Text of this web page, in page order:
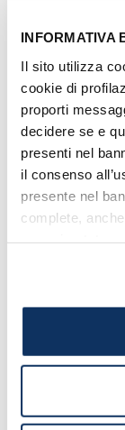
INFORMATIVA
Il sito utilizza
cookie di
proporti
decidere se e
presenti nel
il consenso
presente nel
complete,